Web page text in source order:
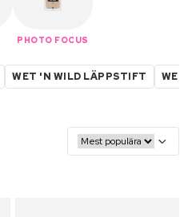
PHOTO FOCUS
WET 'N WILD LÄPPSTIFT WET